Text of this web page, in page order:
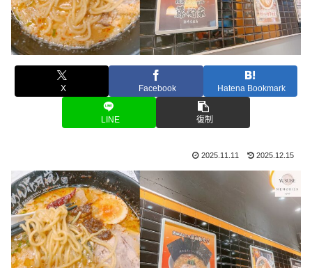
X Facebook Hatena Bookmark
LINE 復制
2025.11.11 2025.12.15